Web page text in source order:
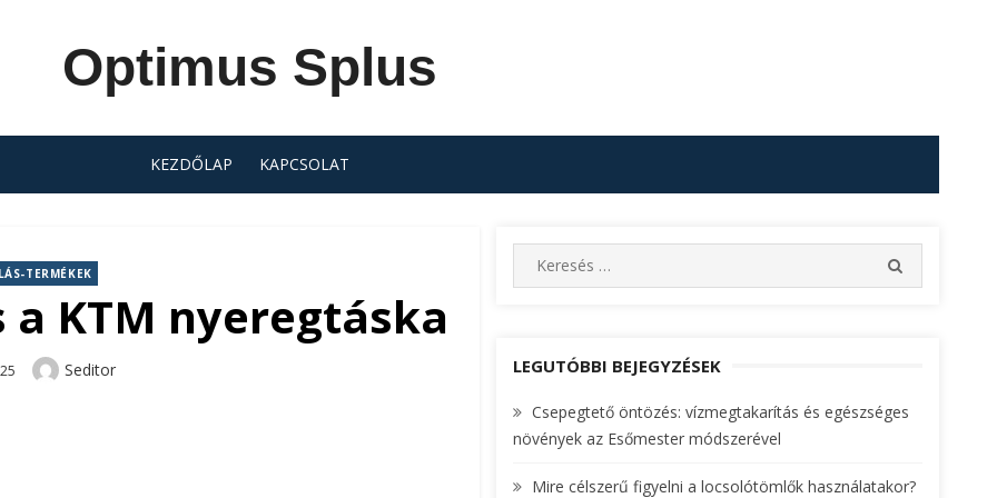
Optimus Splus
KEZDŐLAP KAPCSOLAT
TERMÉKEK
KTM nyeregtáska
Author
Seditor
e
c
f
o
E
LEGUTÓBBI BEJEGYZÉSEK
Csepegtető öntözés: vízmegtakarítás és egészséges
növények az Esőmester módszerével
Mire célszerű figyelni a locsolótömlők használatakor?